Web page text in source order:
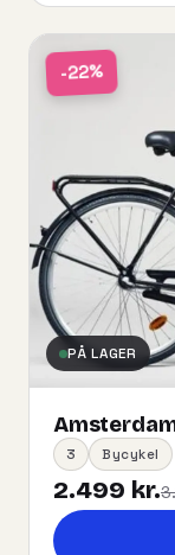
-22%
PÅ LAGER
3 Bycykel
2.499 kr.